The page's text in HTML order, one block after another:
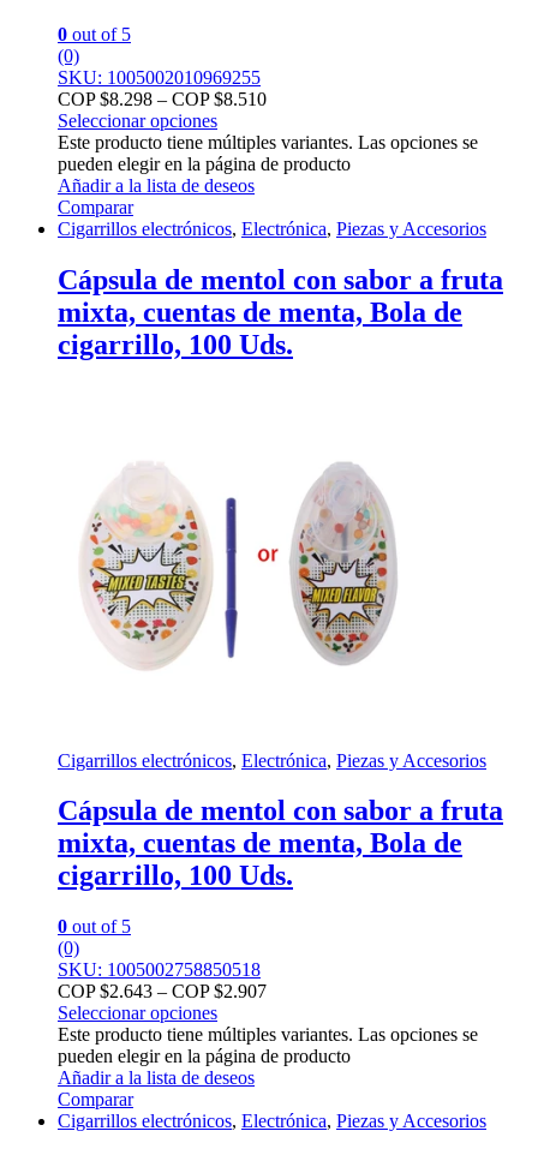
0 out of 5
(0)
SKU: 1005002010969255
COP $8.298 – COP $8.510
Seleccionar opciones
Este producto tiene múltiples variantes. Las opciones se
pueden elegir en la página de producto
Añadir a la lista de deseos
Comparar
Cigarrillos electrónicos, Electrónica, Piezas y Accesorios
Cápsula de mentol con sabor a fruta
mixta, cuentas de menta, Bola de
cigarrillo, 100 Uds.
Cigarrillos electrónicos, Electrónica, Piezas y Accesorios
Cápsula de mentol con sabor a fruta
mixta, cuentas de menta, Bola de
cigarrillo, 100 Uds.
0 out of 5
(0)
SKU: 1005002758850518
COP $2.643 – COP $2.907
Seleccionar opciones
Este producto tiene múltiples variantes. Las opciones se
pueden elegir en la página de producto
Añadir a la lista de deseos
Comparar
Cigarrillos electrónicos, Electrónica, Piezas y Accesorios